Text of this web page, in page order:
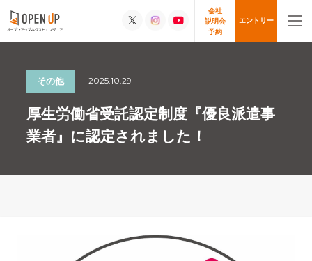
会社
説明会
予約
エントリー
その他 2025.10.29
厚生労働省受託認定制度『優良派遣事
業者』に認定されました！